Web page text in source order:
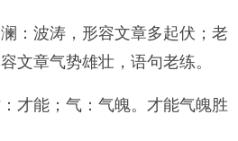
波涛，形容文章多起伏；老
文章气势雄壮，语句老练。
能；气：气魄。才能气魄胜